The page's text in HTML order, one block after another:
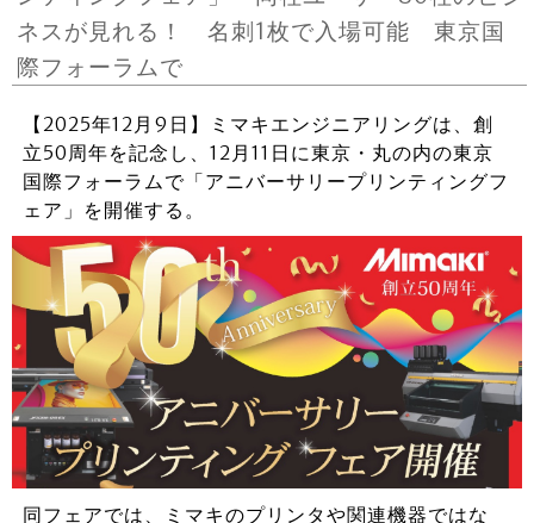
ネスが見れる！ 名刺1枚で入場可能 東京国
際フォーラムで
【2025年12月9日】ミマキエンジニアリングは、創
立50周年を記念し、12月11日に東京・丸の内の東京
国際フォーラムで「アニバーサリープリンティングフ
ェア」を開催する。
同フェアでは、ミマキのプリンタや関連機器ではな